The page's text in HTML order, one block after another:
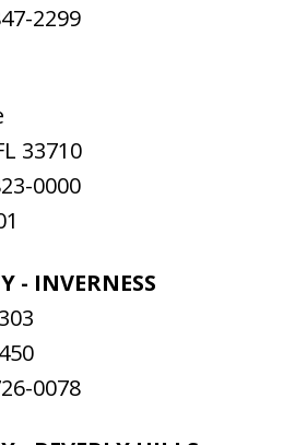
2299
33710
0000
- INVERNESS
0078